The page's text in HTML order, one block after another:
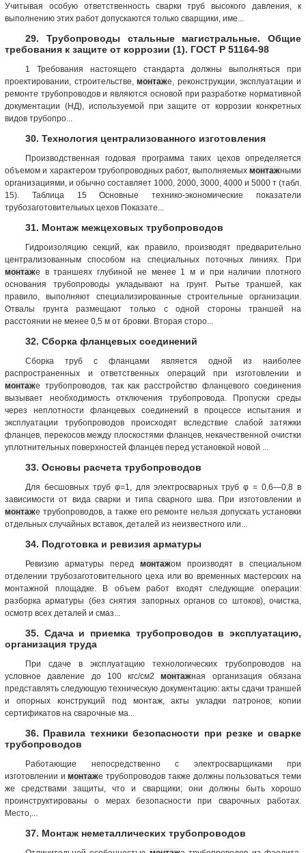
Учитывая особую ответственность сварки труб высокого давления, к
выполнению этих работ допускаются только сварщики, име...
29. Трубопроводы стальные магистральные. Общие
требования к защите от коррозии (1). ГОСТ Р 51164-98
1 Требования настоящего стандарта должны выполняться при
проектировании, строительстве,монтаже, реконструкции, эксплуатации и
ремонте трубопроводов и являются основой при разработке нормативной
документации (НД), используемой при защите от коррозии конкретных
видов трубопро...
30. Технология централизованного изготовления
Производственная годовая программа таких цехов определяется
объемом и характером трубопроводных работ, выполняемых монтажными
организациями, и обычно составляет 1000, 2000, 3000, 4000 и 5000 т (табл.
15). Таблица 15 Основные технико-экономические показатели
трубозаготовительиых цехов Показате...
31. Монтаж межцеховых трубопроводов
Гидроизоляцию секций, как правило, производят предварительно
централизованным способом на специальных поточных линиях. При
монтаже в траншеях глубиной не менее 1 м и при наличии плотного
основания трубопроводы укладывают на грунт. Рытье траншей, как
правило, выполняют специализированные строительные организации.
Отвалы грунта размещают только с одной стороны траншей на
расстоянии не менее 0,5 м от бровки. Вторая сторо...
32. Сборка фланцевых соединений
Сборка труб с фланцами является одной из наиболее
распространенных и ответственных операций при изготовлении и
монтаже трубопроводов, так как расстройство фланцевого соединения
вызывает необходимость отключения трубопровода. Пропуски среды
через неплотности фланцевых соединений в процессе испытания и
эксплуатации трубопроводов происходят вследствие слабой затяжки
фланцев, перекосов между плоскостями фланцев, некачественной очистки
уплотнительных поверхностей фланцев перед установкой новой ...
33. Основы расчета трубопроводов
Для бесшовных труб φ=1, для электросварных труб φ = 0,6—0,8 в
зависимости от вида сварки и типа сварного шва. При изготовлении и
монтаже трубопроводов, а также его ремонте нельзя допускать установки
отдельных случайных вставок, деталей из неизвестного или...
34. Подготовка и ревизия арматуры
Ревизию арматуры перед монтажом производят в специальном
отделении трубозаготовительного цеха или во временных мастерских на
монтажной площадке. В объем работ входят следующие операции:
разборка арматуры (без снятия запорных органов со штоков), очистка,
осмотр всех деталей и смаз...
35. Сдача и приемка трубопроводов в эксплуатацию,
организация труда
При сдаче в эксплуатацию технологических трубопроводов на
условное давление до 100 кгс/см2монтажная организация обязана
представлять следующую техническую документацию: акты сдачи траншей
и опорных конструкций под монтаж, акты укладки патронов; копии
сертификатов на сварочные ма...
36. Правила техники безопасности при резке и сварке
трубопроводов
Работающие непосредственно с электросварщиками при
изготовлении имонтаже трубопроводов также должны пользоваться теми
же средствами защиты, что и сварщики; они должны быть хорошо
проинструктированы о мерах безопасности при сварочных работах.
Место,...
37. Монтаж неметаллических трубопроводов